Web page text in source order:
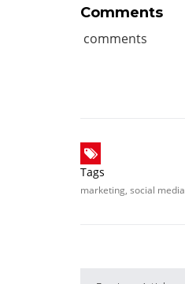
Comments
comments
Tags
marketing, social media